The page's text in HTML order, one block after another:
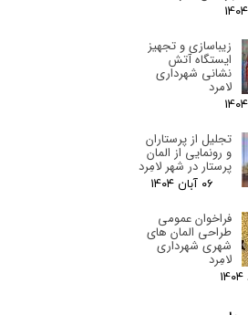
زیباسازی و تجهیز
ایستگاه آتش
نشانی شهرداری
لامرد
تجلیل از پرستاران
و رونمایی از المان
پرستار در شهر لامِرد
۰۶ آبان ۰۴
فراخوان عمومی
طراحی المان های
شهری شهرداری
لامِرد